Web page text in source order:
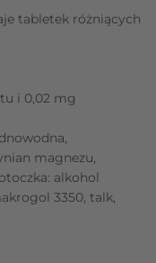
tabletek różniących
i 0,02 mg
magnezu,
alkohol
3350, talk,